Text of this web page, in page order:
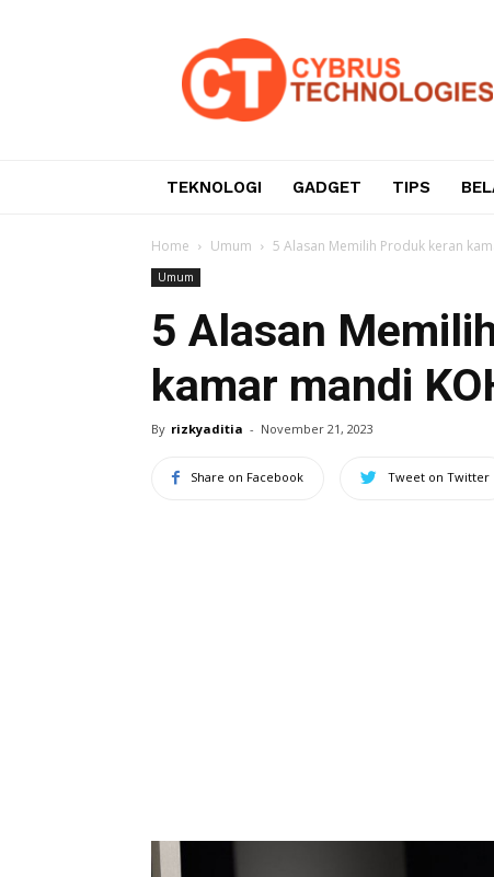
Teknologi
Informasi
dan
Komunikasi
TEKNOLOGI GADGET TIPS
Home Umum 5 Alasan Memilih Produk keran
Umum
5 Alasan
kamar mandi
By rizkyaditia - November 21, 2023
Share on Facebook Tweet on Twitter